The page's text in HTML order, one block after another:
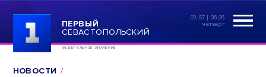
ПЕРВЫЙ
СЕВАСТОПОЛЬСКИЙ
ФЕДЕРАЛЬНОЕ ЗНАЧЕНИЕ
23:57 | 06.26
четверг
НОВОСТИ